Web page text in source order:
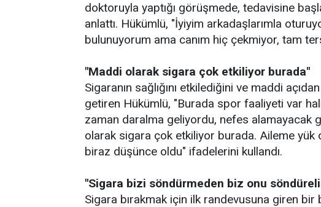
doktoruyla yaptığı görüşmede, tedavisine
anlattı. Hükümlü, "İyiyim arkadaşlarımla
bulunuyorum ama canım hiç çekmiyor, tam
"Maddi olarak sigara çok etkiliyor burada"
Sigaranın sağlığını etkilediğini ve maddi
getiren Hükümlü, "Burada spor faaliyeti var halı
zaman daralma geliyordu, nefes alamayacak
olarak sigara çok etkiliyor burada. Aileme yük
biraz düşünce oldu" ifadelerini kullandı.
"Sigara bizi söndürmeden biz onu
Sigara bırakmak için ilk randevusuna giren